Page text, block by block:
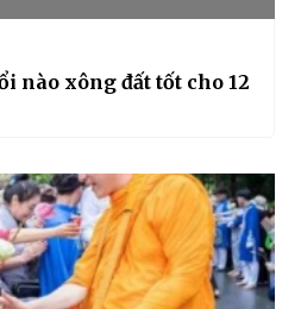
nào xông đất tốt cho 12